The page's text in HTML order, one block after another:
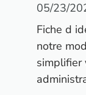
05/23/
Fiche d
notre
simplifier